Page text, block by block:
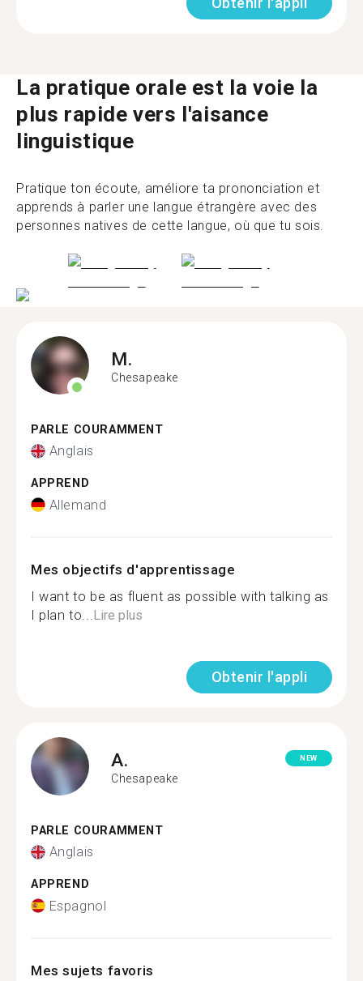
La pratique orale est la voie la
plus rapide vers l'aisance
linguistique
Pratique ton écoute, améliore ta prononciation et
apprends à parler une langue étrangère avec des
personnes natives de cette langue, où que tu sois.
M.
Chesapeake
PARLE COURAMMENT
Anglais
APPREND
Allemand
Mes objectifs d'apprentissage
I want to be as fluent as possible with talking as
I plan to... Lire plus
Obtenir l'appli
A.
Chesapeake
NEW
PARLE COURAMMENT
Anglais
APPREND
Espagnol
Mes sujets favoris